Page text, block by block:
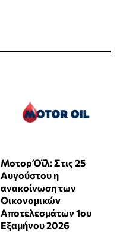
Μοτορ Όϊλ: Στις 25
Αυγούστου η
ανακοίνωση των
Οικονομικών
Αποτελεσμάτων 1ου
Εξαμήνου 2026